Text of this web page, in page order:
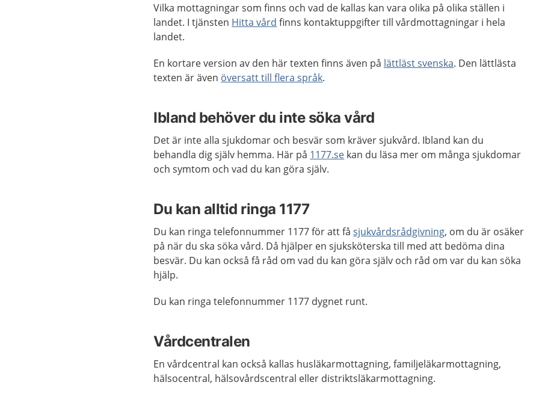
Vilka mottagningar som finns och vad de kallas kan vara olika på olika ställen i
landet. I tjänsten Hitta vård finns kontaktuppgifter till vårdmottagningar i hela
landet.
En kortare version av den här texten finns även på lättläst svenska. Den lättlästa
texten är även översatt till flera språk.
Ibland behöver du inte söka vård
Det är inte alla sjukdomar och besvär som kräver sjukvård. Ibland kan du
behandla dig själv hemma. Här på 1177.se kan du läsa mer om många sjukdomar
och symtom och vad du kan göra själv.
Du kan alltid ringa 1177
Du kan ringa telefonnummer 1177 för att fåsjukvårdsrådgivning, om du är osäker
på när du ska söka vård. Då hjälper en sjuksköterska till med att bedöma dina
besvär. Du kan också få råd om vad du kan göra själv och råd om var du kan söka
hjälp.
Du kan ringa telefonnummer 1177 dygnet runt.
Vårdcentralen
En vårdcentral kan också kallas husläkarmottagning, familjeläkarmottagning,
hälsocentral, hälsovårdscentral eller distriktsläkarmottagning.